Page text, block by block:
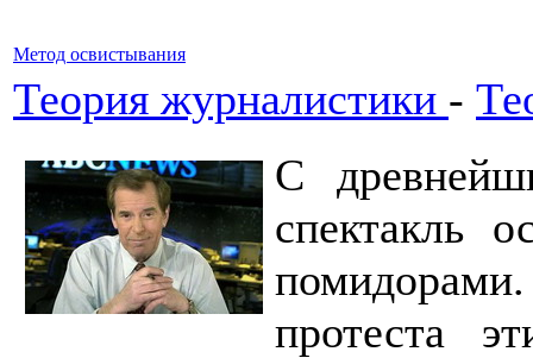
Метод освистывания
Теория журналистики -
С
спектакль
протеста